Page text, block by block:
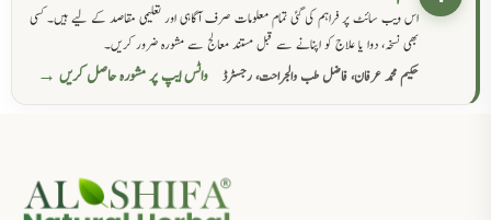
اس ویب سائٹ پر فراہم کی گئی تمام معلومات صرف آگاہی اور تعلیمی مقاصد کے لیے ہیں۔ کسی
بھی نسخہ، دوا یا علاج کو اپنانے سے قبل مستند معالج سے مشورہ ضرور کریں۔
حکیم محمد عرفان، فاضل طب والجراحت، رجسٹرڈ
واٹس ایپ پر مشورہ حاصل کریں →